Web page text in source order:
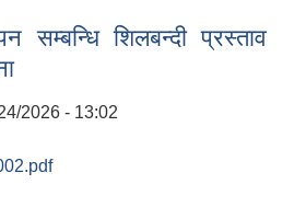
सम्बन्धि शिलबन्दी प्रस्ताव
2026 - 13:02